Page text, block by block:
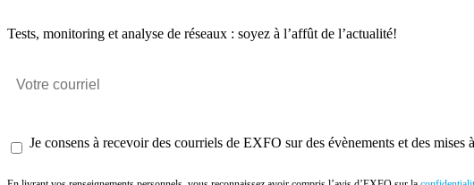
Tests, monitoring et analyse de réseaux : soyez à l’affût de l’actualité!
Je consens à recevoir des courriels de EXFO sur des évènements et des mises